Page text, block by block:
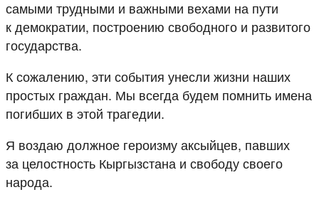
самыми трудными и важными вехами на пути
к демократии, построению свободного и развитого
государства.
К сожалению, эти события унесли жизни наших
простых граждан. Мы всегда будем помнить имена
погибших в этой трагедии.
Я воздаю должное героизму аксыйцев, павших
за целостность Кыргызстана и свободу своего
народа.